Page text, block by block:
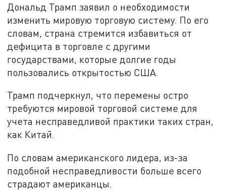
Дональд Трамп заявил о необходимости
изменить мировую торговую систему. По его
словам, страна стремится избавиться от
дефицита в торговле с другими
государствами, которые долгие годы
пользовались открытостью США.
Трамп подчеркнул, что перемены остро
требуются мировой торговой системе для
учета несправедливой практики таких стран,
как Китай.
По словам американского лидера, из-за
подобной несправедливости больше всего
страдают американцы.